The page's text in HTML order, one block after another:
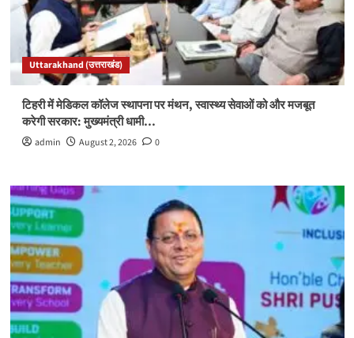
Uttarakhand (उत्तराखंड)
टिहरी में मेडिकल कॉलेज स्थापना पर मंथन, स्वास्थ्य सेवाओं को और मजबूत
करेगी सरकार: मुख्यमंत्री धामी…
admin August 2, 2026 0